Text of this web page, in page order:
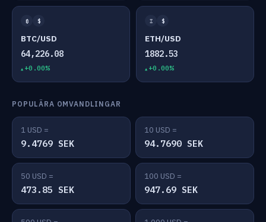
₿ $
BTC/USD
64,226.08
+0.00%
Ξ $
ETH/USD
1882.53
+0.00%
POPULÄRA OMVANDLINGAR
1 USD =
9.4769 SEK
10 USD =
94.7690 SEK
50 USD =
473.85 SEK
100 USD =
947.69 SEK